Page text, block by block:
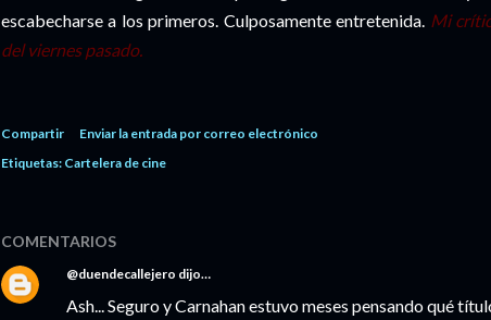
escabecharse a los primeros. Culposamente entretenida. Mi
del viernes pasado.
Compartir
Enviar la entrada por correo electrónico
Etiquetas: Cartelera de cine
COMENTARIOS
@duendecallejero dijo…
Ash... Seguro y Carnahan estuvo meses pensando qué